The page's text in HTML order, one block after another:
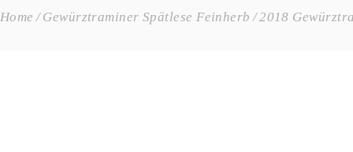
Home Gewürztraminer Spätlese Feinherb 2018